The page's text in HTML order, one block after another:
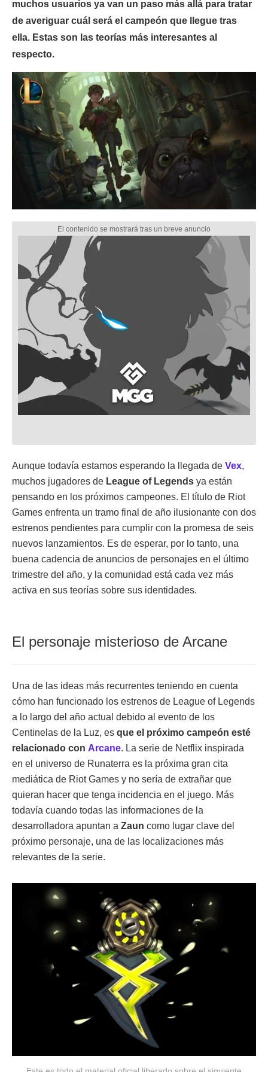
muchos usuarios ya van un paso más allá para tratar
de averiguar cuál será el campeón que llegue tras
ella. Estas son las teorías más interesantes al
respecto.
Aunque todavía estamos esperando la llegada de Vex,
muchos jugadores de League of Legends ya están
pensando en los próximos campeones. El título de Riot
Games enfrenta un tramo final de año ilusionante con dos
estrenos pendientes para cumplir con la promesa de seis
nuevos lanzamientos. Es de esperar, por lo tanto, una
buena cadencia de anuncios de personajes en el último
trimestre del año, y la comunidad está cada vez más
activa en sus teorías sobre sus identidades.
El personaje misterioso de Arcane
Una de las ideas más recurrentes teniendo en cuenta
cómo han funcionado los estrenos de League of Legends
a lo largo del año actual debido al evento de los
Centinelas de la Luz, es que el próximo campeón esté
relacionado con Arcane. La serie de Netflix inspirada
en el universo de Runaterra es la próxima gran cita
mediática de Riot Games y no sería de extrañar que
quieran hacer que tenga incidencia en el juego. Más
todavía cuando todas las informaciones de la
desarrolladora apuntan a Zaun como lugar clave del
próximo personaje, una de las localizaciones más
relevantes de la serie.